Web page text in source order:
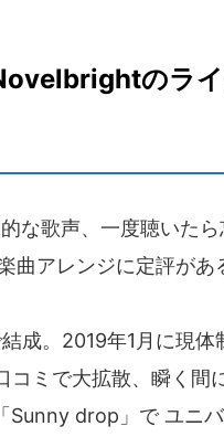
のラ
な歌声、一度聴いた
曲アレンジに定評が
成。2019年1月に現
コミで大拡散、瞬く間
drop」で ユニ